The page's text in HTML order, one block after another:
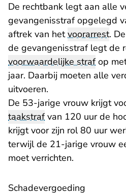
De rechtbank legt aan alle
gevangenisstraf opgelegd
aftrek van hetvoorarrest.
de gevangenisstraf legt de
voorwaardelijke strafop
jaar. Daarbij moeten alle
uitvoeren.
De 53-jarige vrouw krijgt
taakstrafvan 120 uur de
krijgt voor zijn rol 80 uur
terwijl de 21-jarige vrouw
moet verrichten.
Schadevergoeding